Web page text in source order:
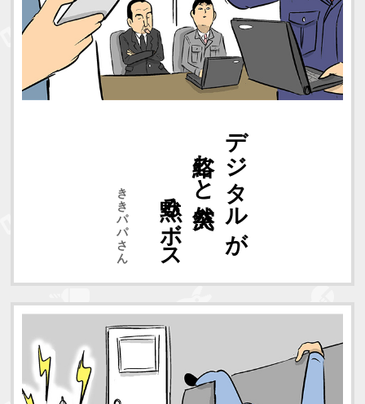
デジタルが
絡むと突然
黙るボス
ききパパさん